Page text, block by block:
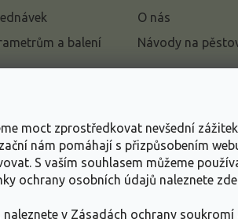
moct zprostředkovat nevšední
nám pomáhají s přizpůsobením
S vaším souhlasem můžeme
ochrany osobních údajů naleznete
v Zásadách ochrany
a balení
osobních
O nás
Návody na